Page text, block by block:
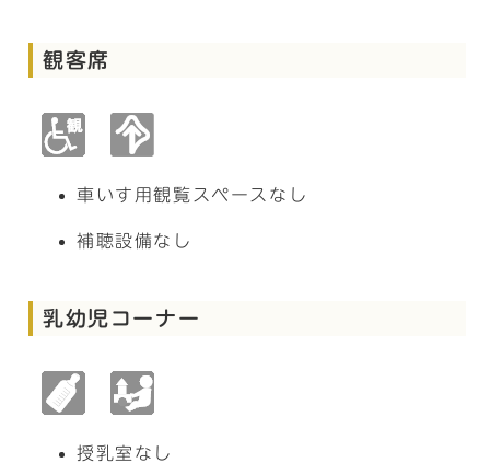
観客席
車いす用観覧スペースなし
補聴設備なし
乳幼児コーナー
授乳室なし